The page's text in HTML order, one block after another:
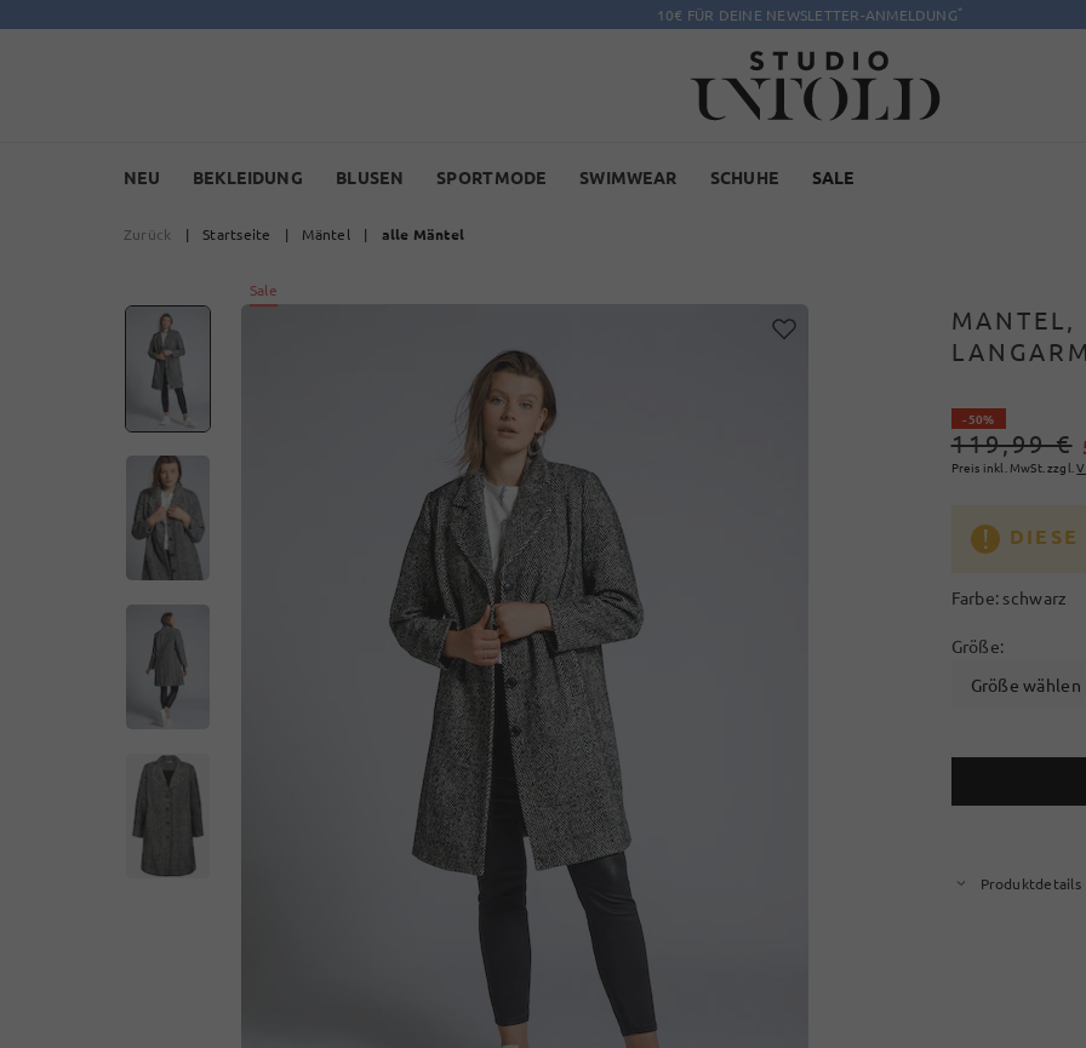
10€ FÜR DEINE NEWSLETTER-ANMELDUNG*
NEU BEKLEIDUNG BLUSEN SPORTMODE SWIMWEAR SCHUHE SALE
Zurück | Startseite | Mäntel | alle Mäntel
Sale
MANTEL,
- 50%
119,99 €
Preis inkl. MwSt. zzgl.
Farbe: schwarz
Größe:
Größe wählen
Produktdetails